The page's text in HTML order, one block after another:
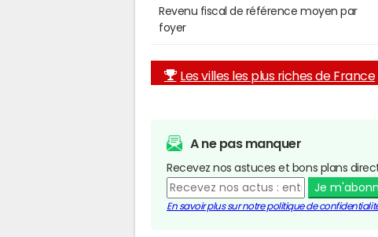
Revenu fiscal de référence moyen par
foyer
Les villes les plus riches de France
A ne pas manquer
Recevez nos astuces et bons plans
Je
En savoir plus sur notre politique de